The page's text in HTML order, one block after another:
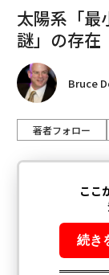
太陽系「最
謎」の存在
Bruce
著者フォロー